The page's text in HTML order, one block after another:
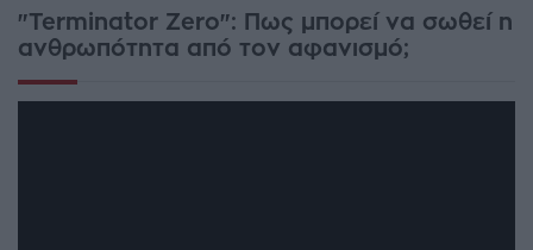
"Terminator Zero": Πως μπορεί να σωθεί η
ανθρωπότητα από τον αφανισμό;